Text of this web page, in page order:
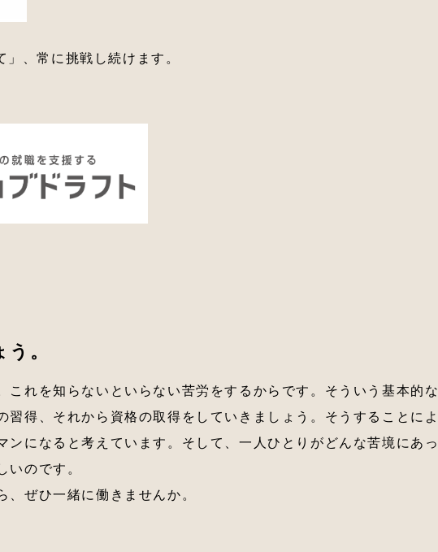
、常に挑戦し続けます。
。
これを知らないといらない苦労をするからです。そういう基本的な
習得、それから資格の取得をしていきましょう。そうすることによ
ンになると考えています。そして、一人ひとりがどんな苦境にあっ
いのです。
ぜひ一緒に働きませんか。